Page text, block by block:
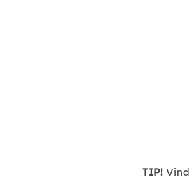
TIP! Vind